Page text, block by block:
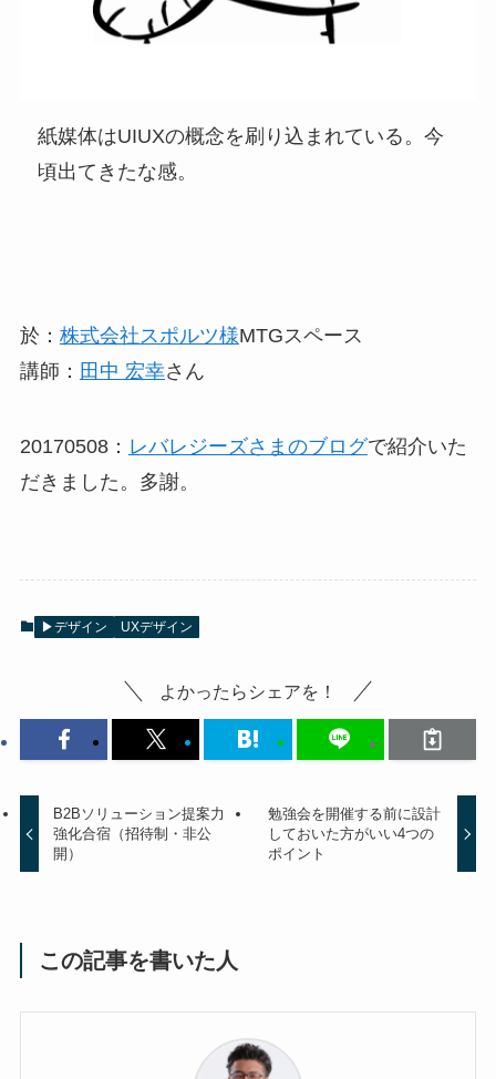
紙媒体はUIUXの概念を刷り込まれている。今
頃出てきたな感。
於： 株式会社スポルツ様MTGスペース
講師： 田中 宏幸さん
20170508： レバレジーズさまのブログで紹介いた
だきました。多謝。
▶デザイン UXデザイン
よかったらシェアを！
B2Bソリューション提案力
強化合宿（招待制・非公
開）
勉強会を開催する前に設計
しておいた方がいい4つの
ポイント
この記事を書いた人